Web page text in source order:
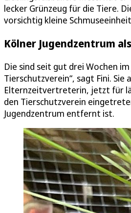
lecker Grünzeug für die Tiere.
vorsichtig kleine
Kölner Jugendzentrum
Die sind seit gut drei Wochen
Tierschutzverein“, sagt Fini.
Elternzeitvertreterin, jetzt für
den Tierschutzverein
Jugendzentrum entfernt ist.